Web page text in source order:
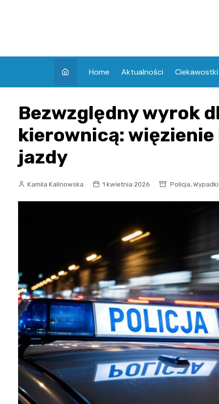
Home Aktualności Ciekawostki
Bezwzględny wyrok
kierownicą:
jazdy
Kamila Kalinowska 1 kwietnia 2026 Policja, Wypadki